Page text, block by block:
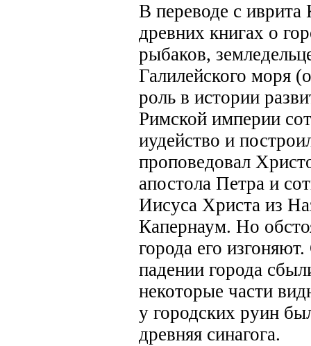
В переводе с иврита
древних книгах о
рыбаков,
Галилейского моря
роль в истории
Римской империи
иудейство и
проповедовал
апостола Петра и
Иисуса Христа из
Капернаум. Но
города его
падении города
некоторые части
у городских руин
древняя синагога.